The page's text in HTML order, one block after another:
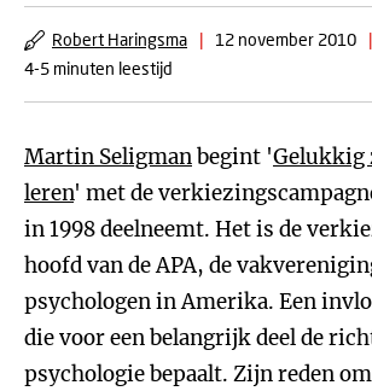
Robert Haringsma | 12 november 2010
|
4-5 minuten leestijd
Martin Seligmanbegint 'Gelukkig
leren' met de
in 1998 deelneemt. Het is de
hoofd van de APA, de
psychologen in Amerika. Een
die voor een belangrijk deel de
psychologie bepaalt. Zijn reden